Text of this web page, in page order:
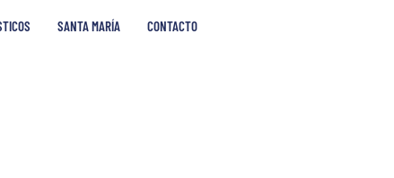
SANTA MARÍA CONTACTO